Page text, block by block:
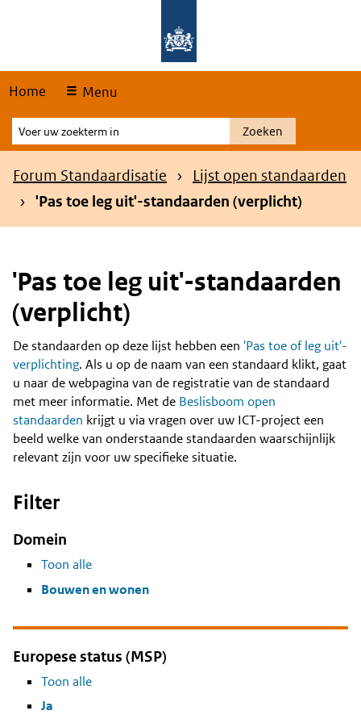
Home Menu
Voer
uw
zoekterm
Zoeken
Kruimelpad
Forum Standaardisatie
Lijst open standaarden
'Pas toe leg uit'-standaarden (verplicht)
'Pas toe leg uit'-standaarden
(verplicht)
Content
De standaarden op deze lijst hebben een 'Pas toe of leg uit'-
verplichting. Als u op de naam van een standaard klikt, gaat
u naar de webpagina van de registratie van de standaard
met meer informatie. Met de Beslisboom open
standaarden krijgt u via vragen over uw ICT-project een
beeld welke van onderstaande standaarden waarschijnlijk
relevant zijn voor uw specifieke situatie.
Filter
Domein
Toon alle
Bouwen en wonen
Europese status (MSP)
Toon alle
Ja